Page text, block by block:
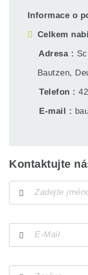
Informace o
Celkem
Adresa
Bautzen,
Telefon
E-mail
Kontaktujte